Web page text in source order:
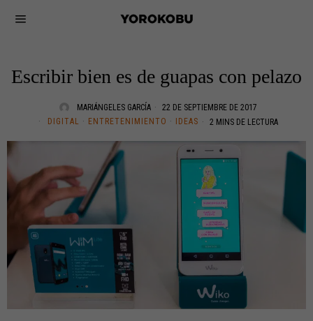
Escribir bien es de guapas con pelazo
MARIÁNGELES GARCÍA
22 DE SEPTIEMBRE DE 2017
DIGITAL · ENTRETENIMIENTO · IDEAS 2 MINS DE LECTURA